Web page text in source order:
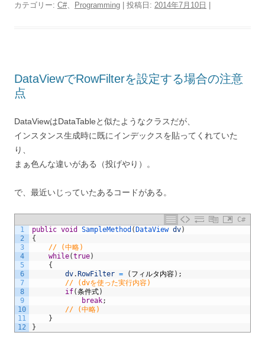
カテゴリー: C#、 Programming | 投稿日: 2014年7月10日
DataViewでRowFilterを設定する場合の注意
点
DataViewはDataTableと似たようなクラスだが、
インスタンス生成時に既にインデックスを貼ってくれていた
り、
まぁ色んな違いがある（投げやり）。
で、最近いじっていたあるコードがある。
C#
1
2
3
4
5
6
7
8
9
10
11
12
public void SampleMethod ( DataView dv)
{
// (中略)
while(true)
{
dv. RowFilter = ( フィルタ内容) ;
// (dvを使った実行内容)
if(条件式)
break;
// (中略)
}
}